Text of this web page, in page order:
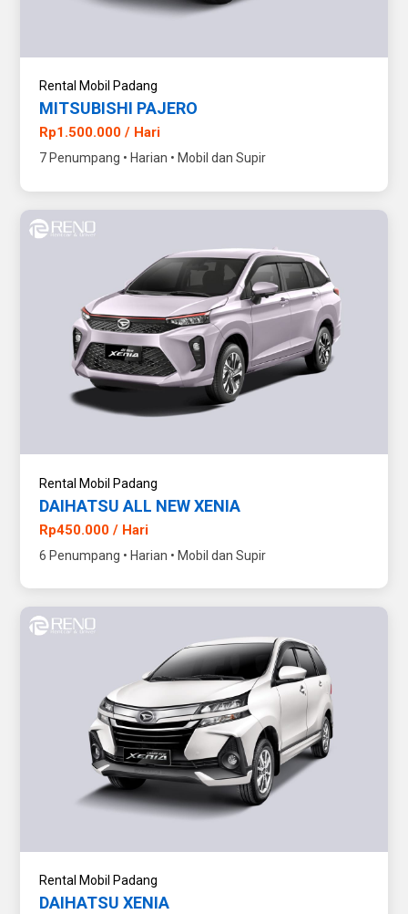
Rental Mobil Padang
MITSUBISHI PAJERO
Rp1.500.000 / Hari
7 Penumpang • Harian • Mobil dan Supir
Rental Mobil Padang
DAIHATSU ALL NEW XENIA
Rp450.000 / Hari
6 Penumpang • Harian • Mobil dan Supir
Rental Mobil Padang
DAIHATSU XENIA